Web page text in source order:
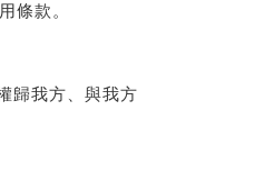
條款。
歸我方、與我方